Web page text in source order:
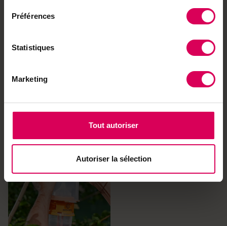
Préférences
Statistiques
Marketing
Tout autoriser
Autoriser la sélection
pour un résultat canon
Terroir
Un inventeur biennois
primé à Paris pour son
piège à frelons